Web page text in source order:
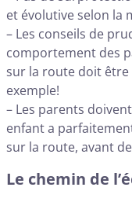
et évolutive selon la
– Les conseils de
comportement des
sur la route doit
exemple!
– Les parents
enfant a
sur la route, avant
Le chemin de